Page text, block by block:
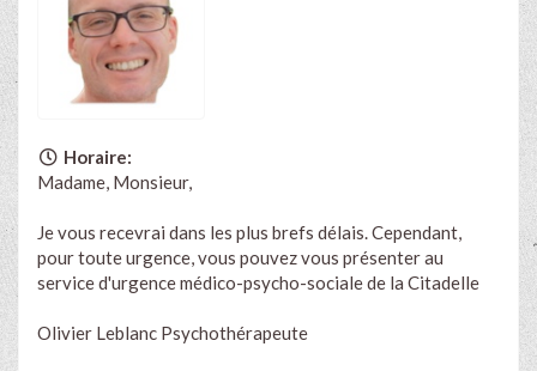
Horaire:
Madame, Monsieur,
Je vous recevrai dans les plus brefs délais. Cependant,
pour toute urgence, vous pouvez vous présenter au
service d'urgence médico-psycho-sociale de la Citadelle
Olivier Leblanc Psychothérapeute